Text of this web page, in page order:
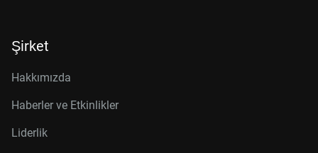
Şirket
Hakkımızda
Haberler ve Etkinlikler
Liderlik